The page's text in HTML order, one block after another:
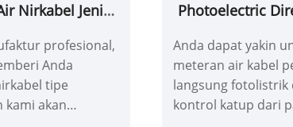
Nirkabel Jenis
profesional,
Anda
tipe
kami akan
Photoelectric
Kontrol
Anda dapat yakin
meteran air kabel
langsung fotolistrik
kontrol katup dari